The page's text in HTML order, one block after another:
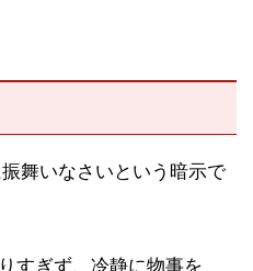
舞いなさいという暗示で
すぎず、冷静に物事を